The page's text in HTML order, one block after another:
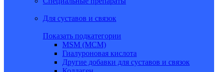
Для суставов и связок
Показать подкатегории
MSM (МСМ)
Гиалуроновая кислота
Другие добавки для суставов и связок